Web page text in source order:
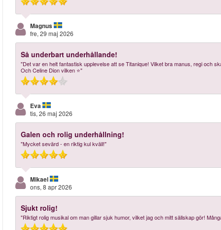
Magnus
fre, 29 maj 2026
Så underbart underhållande!
"Det var en helt fantastisk upplevelse att se Titanique! Vilket bra manus, regi och
Och Celine Dion vilken ⭐️"
Eva
tis, 26 maj 2026
Galen och rolig underhållning!
"Mycket sevärd - en riktig kul kväll!"
Mikael
ons, 8 apr 2026
Sjukt rolig!
"Riktigt rolig musikal om man gillar sjuk humor, vilket jag och mitt sällskap gör!